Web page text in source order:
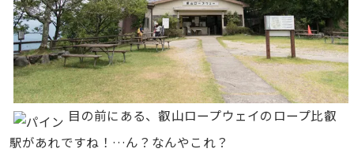
目の前にある、叡山ロープウェイのロープ比叡
駅があれですね！…ん？なんやこれ？